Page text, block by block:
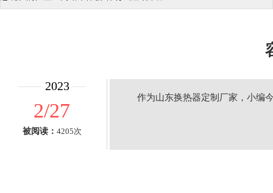
2023
2/27
被阅读： 4205次
作为山东换热器定制厂家，小编